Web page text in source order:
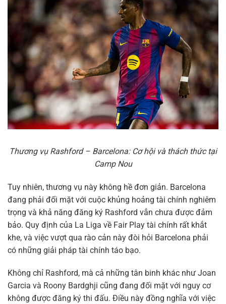
Thương vụ Rashford – Barcelona: Cơ hội và thách thức tại
Camp Nou
Tuy nhiên, thương vụ này không hề đơn giản. Barcelona
đang phải đối mặt với cuộc khủng hoảng tài chính nghiêm
trọng và khả năng đăng ký Rashford vẫn chưa được đảm
bảo. Quy định của La Liga về Fair Play tài chính rất khắt
khe, và việc vượt qua rào cản này đòi hỏi Barcelona phải
có những giải pháp tài chính táo bạo.
Không chỉ Rashford, mà cả những tân binh khác như Joan
Garcia và Roony Bardghji cũng đang đối mặt với nguy cơ
không được đăng ký thi đấu. Điều này đồng nghĩa với việc